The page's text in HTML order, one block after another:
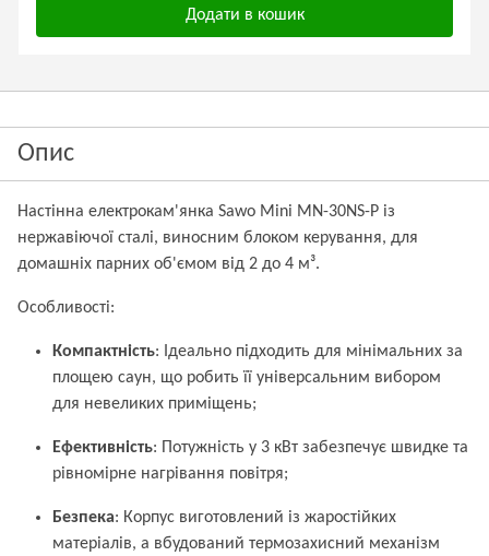
Додати в кошик
Опис
Настінна електрокам'янка Sawo Mini MN-30NS-P із
нержавіючої сталі, виносним блоком керування, для
домашніх парних об'ємом від 2 до 4 м³.
Особливості:
Компактність: Ідеально підходить для мінімальних за
площею саун, що робить її універсальним вибором
для невеликих приміщень;
Ефективність: Потужність у 3 кВт забезпечує швидке та
рівномірне нагрівання повітря;
Безпека: Корпус виготовлений із жаростійких
матеріалів, а вбудований термозахисний механізм